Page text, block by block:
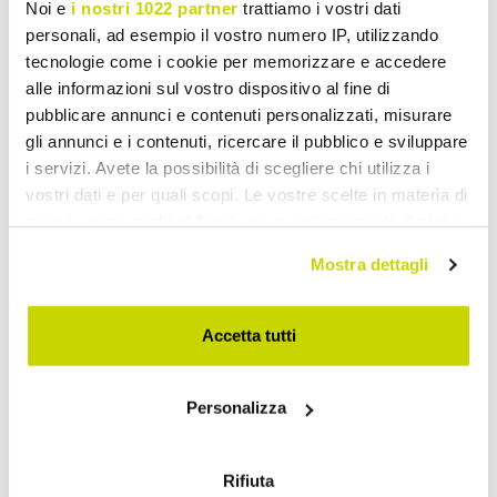
Noi e i nostri 1022 partner trattiamo i vostri dati
personali, ad esempio il vostro numero IP, utilizzando
tecnologie come i cookie per memorizzare e accedere
alle informazioni sul vostro dispositivo al fine di
pubblicare annunci e contenuti personalizzati, misurare
gli annunci e i contenuti, ricercare il pubblico e sviluppare
i servizi. Avete la possibilità di scegliere chi utilizza i
vostri dati e per quali scopi. Le vostre scelte in materia di
modificare o revocare il proprio consenso in qualsiasi
momento dalla Dichiarazione sui cookie o facendo clic
sull'icona di attivazione della privacy.
raccogliere informazioni sulla tua posizione
Identificare il tuo dispositivo, scansionandolo
Mostra dettagli
Accetta tutti
Personalizza
Rifiuta
Oferta limitowana. Nie